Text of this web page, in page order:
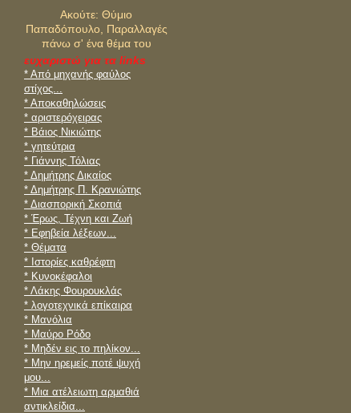
Aκούτε: Θύμιο
Παπαδόπουλο, Παραλλαγές
πάνω σ' ένα θέμα του
Θάνου ("Σαν ραδιόφωνο",
cd2)
ευχαριστώ για τα links
* Από μηχανής φαύλος
στίχος...
* Αποκαθηλώσεις
* αριστερόχειρας
* Βάιος Νικιώτης
* γητεύτρια
* Γιάννης Τόλιας
* Δημήτρης Δικαίος
* Δημήτρης Π. Κρανιώτης
* Διασπορική Σκοπιά
* Έρως, Τέχνη και Ζωή
* Εφηβεία λέξεων...
* Θέματα
* Ιστορίες καθρέφτη
* Κυνοκέφαλοι
* Λάκης Φουρουκλάς
* λογοτεχνικά επίκαιρα
* Μανόλια
* Μαύρο Ρόδο
* Μηδέν εις το πηλίκον...
* Μην ηρεμείς ποτέ ψυχή
μου...
* Mια ατέλειωτη αρμαθιά
αντικλείδια...